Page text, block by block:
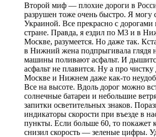
Второй миф — плохие дороги в
разрушен тоже очень быстро. Я могу
Украиной. Все прекрасно с дорогами
стране. Правда, я ездил по М3 и в
Москве, разумеется. Но даже так.
в Нижний жена подпрыгивала глядя
машины поливают асфальт. И
асфальт не плавится. Ну а про чистку
Москве и Нижнем даже как-то
Все на высоте. Вдоль дорог можно
солнечные батареи и небольшие
запитки осветительных знаков.
индикаторы скорости при въезде в
пункты. Если больше 60, то покажет
снизил скорость — зеленые цифры.